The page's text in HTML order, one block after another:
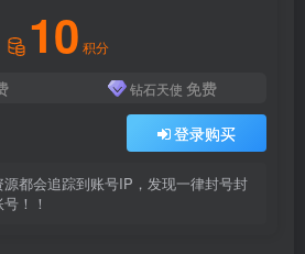
10 积分
钻石天使 免费
登录购买
都会追踪到账号IP，发现一律封号封
！！